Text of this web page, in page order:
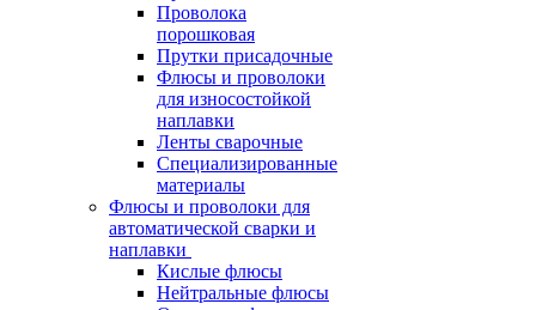
Проволока
порошковая
Прутки присадочные
Флюсы и проволоки
для износостойкой
наплавки
Ленты сварочные
Специализированные
материалы
Флюсы и проволоки для
автоматической сварки и
наплавки
Кислые флюсы
Нейтральные флюсы